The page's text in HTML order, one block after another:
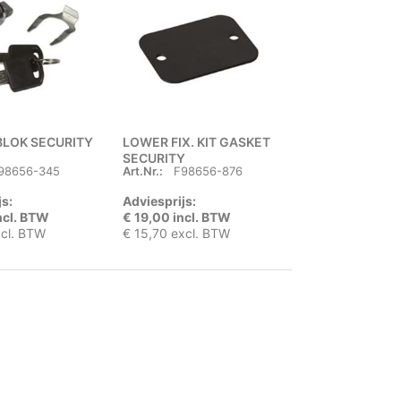
SECURITY
345
BTW
BTW
LOWER FIX. KIT GASKET
SECURITY
Art.Nr.: F98656-876
Adviesprijs:
€ 19,00 incl. BTW
€ 15,70 excl. BTW